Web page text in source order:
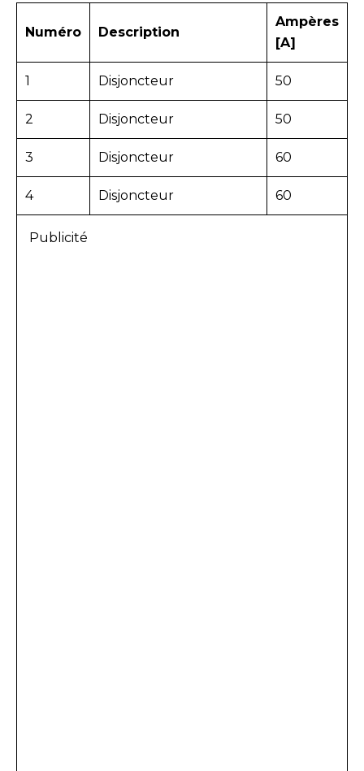
Numéro Description
Ampères
[A]
1 Disjoncteur 50
2 Disjoncteur 50
3 Disjoncteur 60
4 Disjoncteur 60
Publicité